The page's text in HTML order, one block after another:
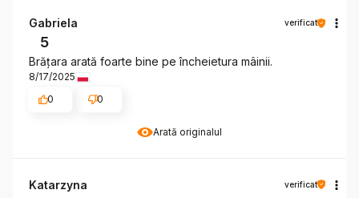
Arată originalul
Gabriela verificat
5
Brățara arată foarte bine pe încheietura mâinii.
8/17/2025
0
0
Katarzyna verificat